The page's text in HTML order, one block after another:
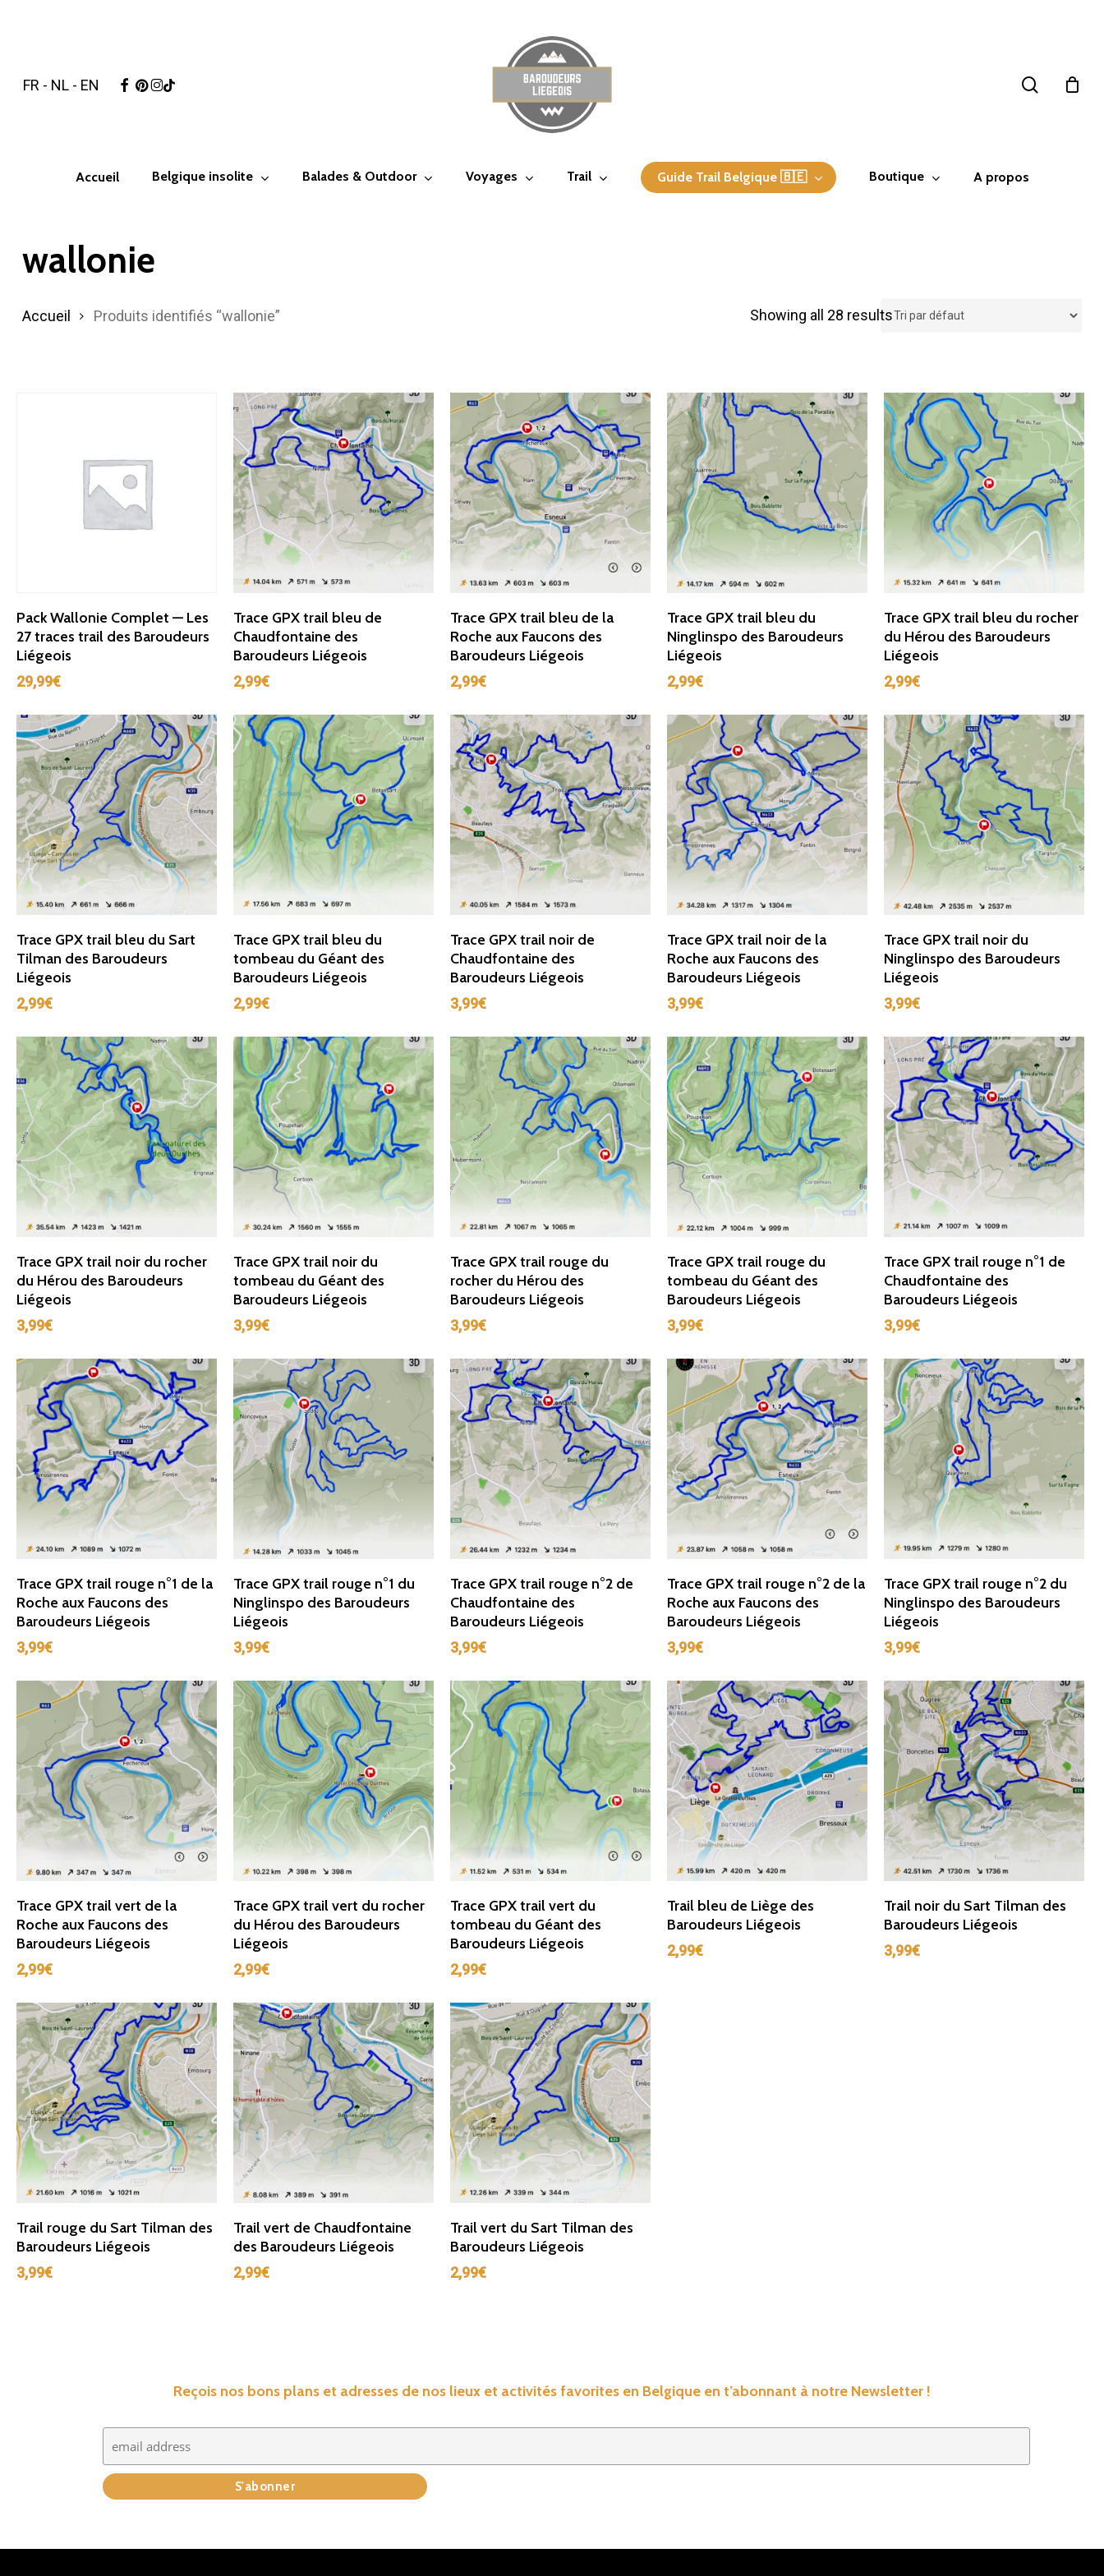
content
FR - NL - EN facebook
pinterest
instagram
tiktok
Accueil Belgique insolite Balades & Outdoor Voyages Trail Guide Trail Belgique 🇧🇪 Boutique A propos
wallonie
Showing all 28 results
Accueil Produits identifiés “wallonie”
Ajouter Au Panier
Pack Wallonie Complet — Les
27 traces trail des Baroudeurs
Liégeois
29,99€
Ajouter Au Panier
Trace GPX trail bleu de
Chaudfontaine des
Baroudeurs Liégeois
2,99€
Ajouter Au Panier
Trace GPX trail bleu de la
Roche aux Faucons des
Baroudeurs Liégeois
2,99€
Ajouter Au Panier
Trace GPX trail bleu du
Ninglinspo des Baroudeurs
Liégeois
2,99€
Ajouter Au Panier
Trace GPX trail bleu du rocher
du Hérou des Baroudeurs
Liégeois
2,99€
Ajouter Au Panier
Trace GPX trail bleu du Sart
Tilman des Baroudeurs
Liégeois
2,99€
Ajouter Au Panier
Trace GPX trail bleu du
tombeau du Géant des
Baroudeurs Liégeois
2,99€
Ajouter Au Panier
Trace GPX trail noir de
Chaudfontaine des
Baroudeurs Liégeois
3,99€
Ajouter Au Panier
Trace GPX trail noir de la
Roche aux Faucons des
Baroudeurs Liégeois
3,99€
Ajouter Au Panier
Trace GPX trail noir du
Ninglinspo des Baroudeurs
Liégeois
3,99€
Ajouter Au Panier
Trace GPX trail noir du rocher
du Hérou des Baroudeurs
Liégeois
3,99€
Ajouter Au Panier
Trace GPX trail noir du
tombeau du Géant des
Baroudeurs Liégeois
3,99€
Ajouter Au Panier
Trace GPX trail rouge du
rocher du Hérou des
Baroudeurs Liégeois
3,99€
Ajouter Au Panier
Trace GPX trail rouge du
tombeau du Géant des
Baroudeurs Liégeois
3,99€
Ajouter Au Panier
Trace GPX trail rouge n°1 de
Chaudfontaine des
Baroudeurs Liégeois
3,99€
Ajouter Au Panier
Trace GPX trail rouge n°1 de la
Roche aux Faucons des
Baroudeurs Liégeois
3,99€
Ajouter Au Panier
Trace GPX trail rouge n°1 du
Ninglinspo des Baroudeurs
Liégeois
3,99€
Ajouter Au Panier
Trace GPX trail rouge n°2 de
Chaudfontaine des
Baroudeurs Liégeois
3,99€
Ajouter Au Panier
Trace GPX trail rouge n°2 de la
Roche aux Faucons des
Baroudeurs Liégeois
3,99€
Ajouter Au Panier
Trace GPX trail rouge n°2 du
Ninglinspo des Baroudeurs
Liégeois
3,99€
Ajouter Au Panier
Trace GPX trail vert de la
Roche aux Faucons des
Baroudeurs Liégeois
2,99€
Ajouter Au Panier
Trace GPX trail vert du rocher
du Hérou des Baroudeurs
Liégeois
2,99€
Ajouter Au Panier
Trace GPX trail vert du
tombeau du Géant des
Baroudeurs Liégeois
2,99€
Ajouter Au Panier
Trail bleu de Liège des
Baroudeurs Liégeois
2,99€
Ajouter Au Panier
Trail noir du Sart Tilman des
Baroudeurs Liégeois
3,99€
Ajouter Au Panier
Trail rouge du Sart Tilman des
Baroudeurs Liégeois
3,99€
Ajouter Au Panier
Trail vert de Chaudfontaine
des Baroudeurs Liégeois
2,99€
Ajouter Au Panier
Trail vert du Sart Tilman des
Baroudeurs Liégeois
2,99€
Reçois nos bons plans et adresses de nos lieux et activités favorites en Belgique en t’abonnant à notre Newsletter !